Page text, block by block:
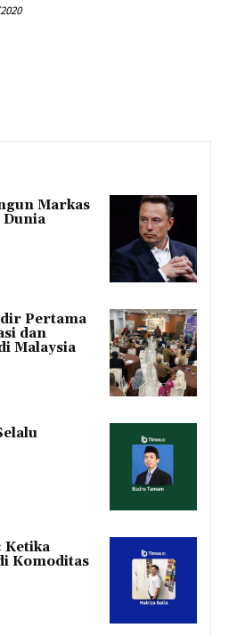
Markas
Dunia
Pertama
dan
Malaysia
Ketika
Komoditas